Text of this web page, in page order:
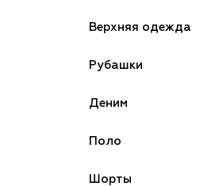
Верхняя одежда
Рубашки
Деним
Поло
Шорты